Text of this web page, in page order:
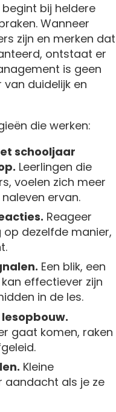
bij heldere
Wanneer
zijn en merken dat
ontstaat er
is geen
duidelijk en
die werken:
schooljaar
Leerlingen die
voelen zich meer
ervan.
Reageer
dezelfde manier,
Een blik, een
effectiever zijn
in de les.
gaat komen, raken
Kleine
aandacht als je ze